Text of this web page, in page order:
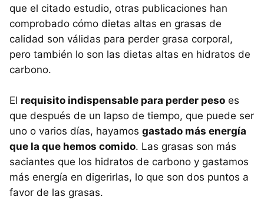
que el citado estudio, otras publicaciones han
comprobado cómo dietas altas en grasas de
calidad son válidas para perder grasa corporal,
pero también lo son las dietas altas en hidratos de
carbono.
El requisito indispensable para perder peso es
que después de un lapso de tiempo, que puede ser
uno o varios días, hayamos gastado más energía
que la que hemos comido. Las grasas son más
saciantes que los hidratos de carbono y gastamos
más energía en digerirlas, lo que son dos puntos a
favor de las grasas.